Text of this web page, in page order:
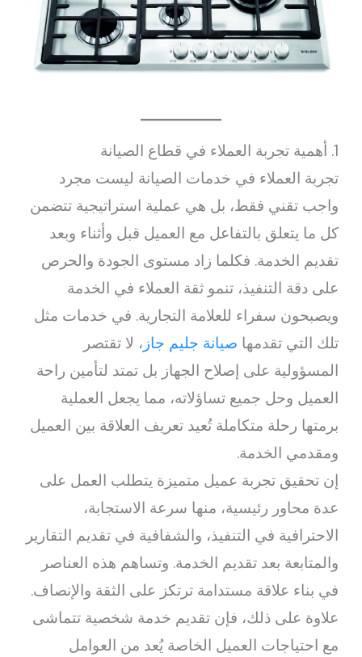
1. أهمية تجربة العملاء في قطاع الصيانة
تجربة العملاء في خدمات الصيانة ليست مجرد
واجب تقني فقط، بل هي عملية استراتيجية تتضمن
كل ما يتعلق بالتفاعل مع العميل قبل وأثناء وبعد
تقديم الخدمة. فكلما زاد مستوى الجودة والحرص
على دقة التنفيذ، تنمو ثقة العملاء في الخدمة
ويصبحون سفراء للعلامة التجارية. في خدمات مثل
تلك التي تقدمها صيانة جليم جاز ، لا تقتصر
المسؤولية على إصلاح الجهاز بل تمتد لتأمين راحة
العميل وحل جميع تساؤلاته، مما يجعل العملية
برمتها رحلة متكاملة تُعيد تعريف العلاقة بين العميل
ومقدمي الخدمة.
إن تحقيق تجربة عميل متميزة يتطلب العمل على
عدة محاور رئيسية، منها سرعة الاستجابة،
الاحترافية في التنفيذ، والشفافية في تقديم التقارير
والمتابعة بعد تقديم الخدمة. وتساهم هذه العناصر
في بناء علاقة مستدامة ترتكز على الثقة والإنصاف.
علاوة على ذلك، فإن تقديم خدمة شخصية تتماشى
مع احتياجات العميل الخاصة يُعد من العوامل